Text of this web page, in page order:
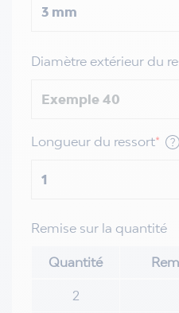
Diamètre extérieur du
Longueur du ressort*
Remise sur la quantité
Quantité
2